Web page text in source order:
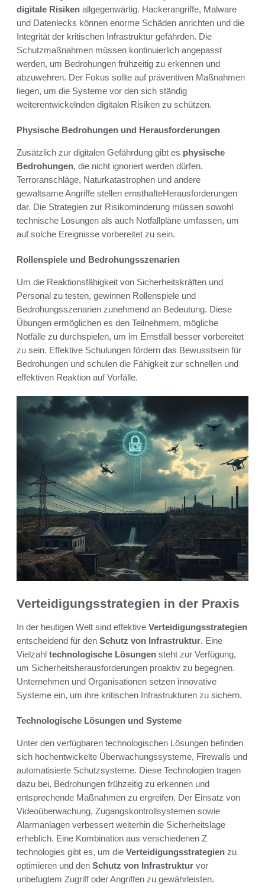
digitale Risiken allgegenwärtig. Hackerangriffe, Malware
und Datenlecks können enorme Schäden anrichten und die
Integrität der kritischen Infrastruktur gefährden. Die
Schutzmaßnahmen müssen kontinuierlich angepasst
werden, um Bedrohungen frühzeitig zu erkennen und
abzuwehren. Der Fokus sollte auf präventiven Maßnahmen
liegen, um die Systeme vor den sich ständig
weiterentwickelnden digitalen Risiken zu schützen.
Physische Bedrohungen und Herausforderungen
Zusätzlich zur digitalen Gefährdung gibt es physische
Bedrohungen, die nicht ignoriert werden dürfen.
Terroranschläge, Naturkatastrophen und andere
gewaltsame Angriffe stellen ernsthafteHerausforderungen
dar. Die Strategien zur Risikominderung müssen sowohl
technische Lösungen als auch Notfallpläne umfassen, um
auf solche Ereignisse vorbereitet zu sein.
Rollenspiele und Bedrohungsszenarien
Um die Reaktionsfähigkeit von Sicherheitskräften und
Personal zu testen, gewinnen Rollenspiele und
Bedrohungsszenarien zunehmend an Bedeutung. Diese
Übungen ermöglichen es den Teilnehmern, mögliche
Notfälle zu durchspielen, um im Ernstfall besser vorbereitet
zu sein. Effektive Schulungen fördern das Bewusstsein für
Bedrohungen und schulen die Fähigkeit zur schnellen und
effektiven Reaktion auf Vorfälle.
Verteidigungsstrategien in der Praxis
In der heutigen Welt sind effektive Verteidigungsstrategien
entscheidend für den Schutz von Infrastruktur. Eine
Vielzahl technologische Lösungen steht zur Verfügung,
um Sicherheitsherausforderungen proaktiv zu begegnen.
Unternehmen und Organisationen setzen innovative
Systeme ein, um ihre kritischen Infrastrukturen zu sichern.
Technologische Lösungen und Systeme
Unter den verfügbaren technologischen Lösungen befinden
sich hochentwickelte Überwachungssysteme, Firewalls und
automatisierte Schutzsysteme. Diese Technologien tragen
dazu bei, Bedrohungen frühzeitig zu erkennen und
entsprechende Maßnahmen zu ergreifen. Der Einsatz von
Videoüberwachung, Zugangskontrollsystemen sowie
Alarmanlagen verbessert weiterhin die Sicherheitslage
erheblich. Eine Kombination aus verschiedenen Z
technologies gibt es, um die Verteidigungsstrategien zu
optimieren und den Schutz von Infrastruktur vor
unbefugtem Zugriff oder Angriffen zu gewährleisten.